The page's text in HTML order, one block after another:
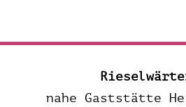
nahe Gaststätte